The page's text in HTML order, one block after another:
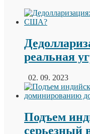
реальная
02. 09. 2023
Подъем
серьезный